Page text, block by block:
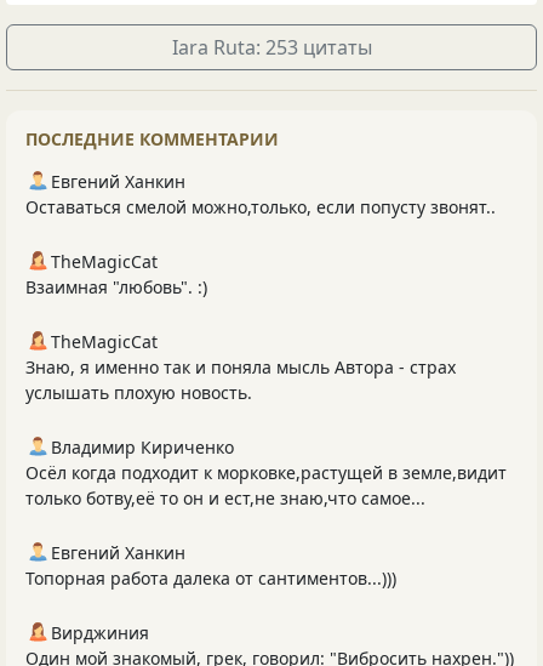
Iara Ruta: 253 цитаты
ПОСЛЕДНИЕ КОММЕНТАРИИ
Евгений Ханкин
Оставаться смелой можно,только, eсли попусту звонят..
TheMagicCat
Взаимная "любовь". :)
TheMagicCat
Знаю, я именно так и поняла мысль Автора - страх
услышать плохую новость.
Владимир Кириченко
Осёл когда подходит к морковке,растущей в земле,видит
только ботву,её то он и ест,не знаю,что самое...
Евгений Ханкин
Топорная работа далека от сантиментов...)))
Вирджиния
Один мой знакомый, грек, говорил: "Вибросить нахрен."))